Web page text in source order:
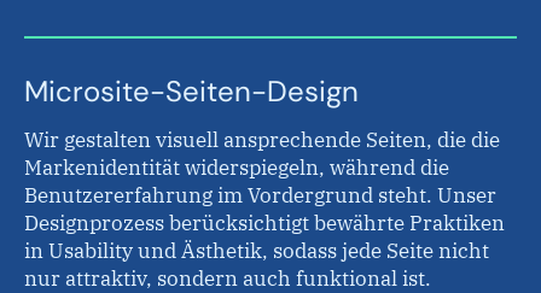
Microsite-Seiten-Design
Wir gestalten visuell ansprechende Seiten, die die
Markenidentität widerspiegeln, während die
Benutzererfahrung im Vordergrund steht. Unser
Designprozess berücksichtigt bewährte Praktiken
in Usability und Ästhetik, sodass jede Seite nicht
nur attraktiv, sondern auch funktional ist.